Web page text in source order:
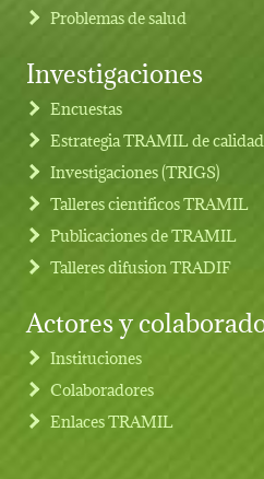
Footer menu
Problemas de salud
Investigaciones
Encuestas
Estrategia TRAMIL de
Investigaciones (TRIGS)
Talleres cientificos TRAMIL
Publicaciones de TRAMIL
Talleres difusion TRADIF
Actores y
Instituciones
Colaboradores
Enlaces TRAMIL